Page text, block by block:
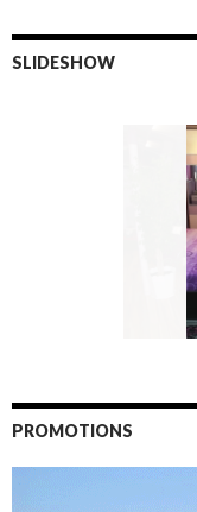
SLIDESHOW
PROMOTIONS